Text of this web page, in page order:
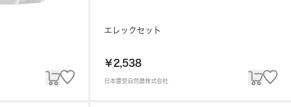
エレックセット
￥2,538
日本豊受自然農株式会社